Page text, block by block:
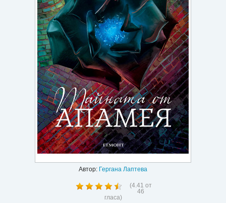
Ваучери
Промоции
Контакти
Вход
Регистрация
Автор: Гергана Лаптева
(4.41 от
46
гласа)